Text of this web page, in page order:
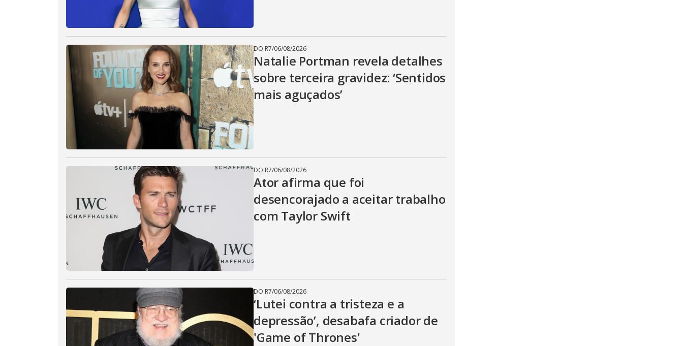
DO R7/06/08/2026
Natalie Portman revela detalhes
sobre terceira gravidez: ‘Sentidos
mais aguçados’
DO R7/06/08/2026
Ator afirma que foi
desencorajado a aceitar trabalho
com Taylor Swift
DO R7/06/08/2026
‘Lutei contra a tristeza e a
depressão’, desabafa criador de
'Game of Thrones'